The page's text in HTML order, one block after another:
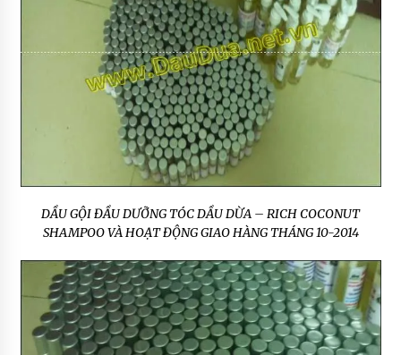
DẦU GỘI ĐẦU DƯỠNG TÓC DẦU DỪA – RICH COCONUT
SHAMPOO VÀ HOẠT ĐỘNG GIAO HÀNG THÁNG 10-2014